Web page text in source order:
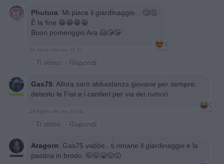
Phutura: Mi piace il giardinaggio... 🤔🤔
È la fine 😁😁😁😁
Buon pomeriggio Ara 🤗😘😘
1
20 Aprile alle ore 16:21
· Ti stimo · Rispondi
Gas75: Allora sarò abbastanza giovane per sempre:
detesto le Fiat e i cantieri per via dei rumori.
1
20 Aprile alle ore 19:30
· Ti stimo · Rispondi
Aragorn: Gas75 vabbe...ti rimane il giardinaggio e la
pastina in brodo..🤭🤭😁😜😜